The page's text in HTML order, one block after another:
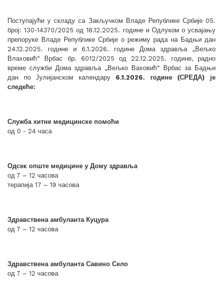
Поступајући у складу са Закључком Владе Републике Србије 05.
број: 130-14370/2025 од 18.12.2025. године и Одлуком о усвајању
препоруке Владе Републике Србије о режиму рада на Бадњи дан
24.12.2025. године и 6.1.2026. године Дома здравља „Вељко
Влаховић“ Врбас бр. 6012/2025 од 22.12.2025. године, радно
време служби Дома здравља „Вељко Ваховић“ Врбас за Бадњи
дан по Јулијанском календару 6.1.2026. године (СРЕДА)
је
следеће:
Служба хитне медицинске помоћи
од 0 - 24 часа
Одсек опште медицине у Дому здравља
од 7 – 12 часова
терапија 17 – 19 часова
Здравствена амбуланта Куцура
од 7 – 12 часова
Здравствена амбуланта Савино Село
од 7 – 12 часова